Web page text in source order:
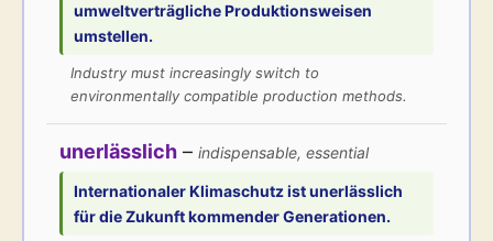
umweltverträglicheProduktionsweisen
umstellen.
Industry must increasingly switch to
environmentally compatible production methods.
unerlässlich – indispensable, essential
Internationaler Klimaschutz istunerlässlich
für die Zukunft kommender Generationen.